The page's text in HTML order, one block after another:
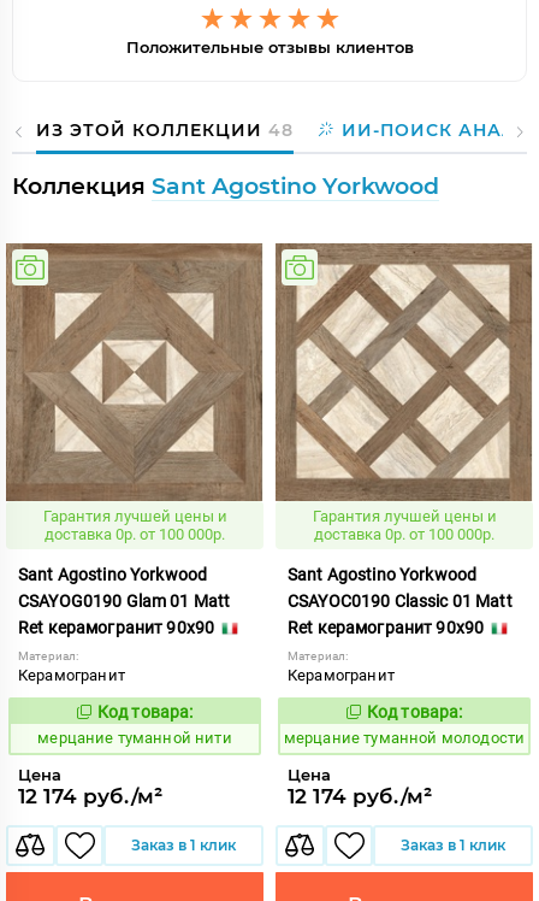
Положительные отзывы клиентов
ИЗ ЭТОЙ КОЛЛЕКЦИИ 48 ИИ-ПОИСК
Коллекция Sant Agostino Yorkwood
Гарантия лучшей цены и
доставка 0р. от 100 000р.
Sant Agostino Yorkwood
CSAYOG0190 Glam 01 Matt
Ret керамогранит 90x90
Материал:
Керамогранит
981935
Код товара:
мерцание туманной нити
Цена
12 174 руб./м²
Заказ в 1 клик
Гарантия лучшей цены и
доставка 0р. от 100 000р.
Sant Agostino Yorkwood
CSAYOC0190 Classic 01 Matt
Ret керамогранит 90x90
Материал:
Керамогранит
981929
Код товара:
мерцание туманной молодости
Цена
12 174 руб./м²
Заказ в 1 клик